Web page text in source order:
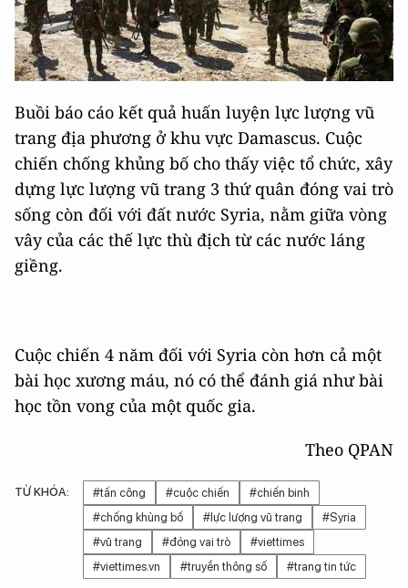
Buồi báo cáo kết quả huấn luyện lực lượng vũ
trang địa phương ở khu vực Damascus. Cuộc
chiến chống khủng bố cho thấy việc tổ chức, xây
dựng lực lượng vũ trang 3 thứ quân đóng vai trò
sống còn đối với đất nước Syria, nằm giữa vòng
vây của các thế lực thù địch từ các nước láng
giềng.
Cuộc chiến 4 năm đối với Syria còn hơn cả một
bài học xương máu, nó có thể đánh giá như bài
học tồn vong của một quốc gia.
Theo QPAN
TỪ KHÓA: #tấn công #cuộc chiến
#chiến binh
#chống khủng bố
#lực lượng vũ trang
#Syria
#vũ trang
#đóng vai trò
#viettimes
#viettimes.vn
#truyền thông số #trang tin tức